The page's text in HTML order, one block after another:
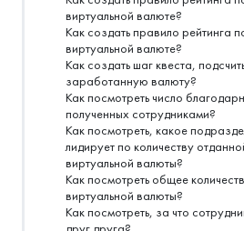
виртуальной валюте?
Как создать правило рейтинга
виртуальной валюте?
Как создать шаг квеста,
заработанную валюту?
Как посмотреть число
полученных сотрудниками?
Как посмотреть, какое
лидирует по количеству
виртуальной валюты?
Как посмотреть общее
виртуальной валюты?
Как посмотреть, за что